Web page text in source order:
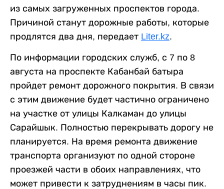
из самых загруженных проспектов города.
Причиной станут дорожные работы, которые
продлятся два дня, передает Liter.kz.
По информации городских служб, с 7 по 8
августа на проспекте Кабанбай батыра
пройдет ремонт дорожного покрытия. В связи
с этим движение будет частично ограничено
на участке от улицы Калкаман до улицы
Сарайшык. Полностью перекрывать дорогу не
планируется. На время ремонта движение
транспорта организуют по одной стороне
проезжей части в обоих направлениях, что
может привести к затруднениям в часы пик.